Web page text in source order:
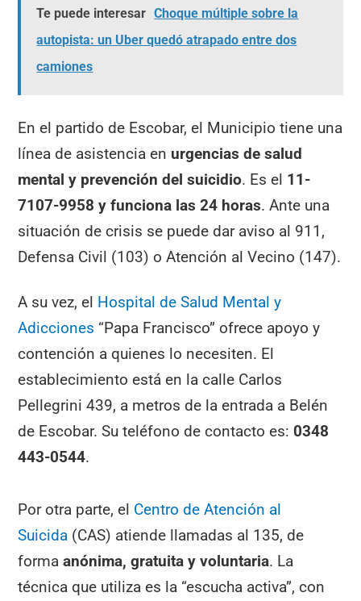
Te puede interesar Choque múltiple sobre la
autopista: un Uber quedó atrapado entre dos
camiones
En el partido de Escobar, el Municipio tiene una
línea de asistencia en urgencias de salud
mental y prevención del suicidio. Es el 11-
7107-9958 y funciona las 24 horas. Ante una
situación de crisis se puede dar aviso al 911,
Defensa Civil (103) o Atención al Vecino (147).
A su vez, el Hospital de Salud Mental y
Adicciones “Papa Francisco” ofrece apoyo y
contención a quienes lo necesiten. El
establecimiento está en la calle Carlos
Pellegrini 439, a metros de la entrada a Belén
de Escobar. Su teléfono de contacto es:0348
443-0544.
Por otra parte, el Centro de Atención al
Suicida (CAS) atiende llamadas al 135, de
formaanónima, gratuita y voluntaria. La
técnica que utiliza es la “escucha activa”, con